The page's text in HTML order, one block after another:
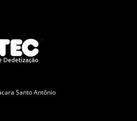
Santo Antônio